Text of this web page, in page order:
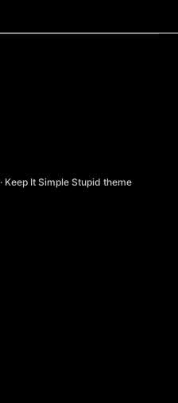
· Keep It Simple Stupid theme